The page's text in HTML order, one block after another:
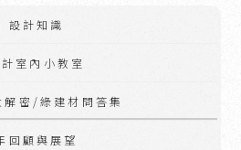
設計知識
室內小教室
解密/綠建材問答集
回顧與展望